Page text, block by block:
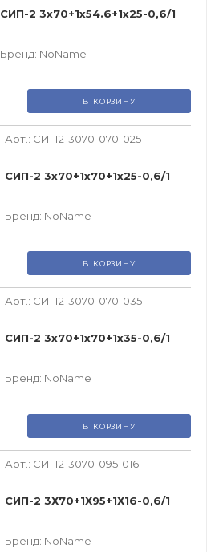
СИП-2 3х70+1х54.6+1х25-0,6/1
Бренд: NoName
В КОРЗИНУ
Арт.: СИП2-3070-070-025
СИП-2 3х70+1х70+1х25-0,6/1
Бренд: NoName
В КОРЗИНУ
Арт.: СИП2-3070-070-035
СИП-2 3х70+1х70+1х35-0,6/1
Бренд: NoName
В КОРЗИНУ
Арт.: СИП2-3070-095-016
СИП-2 3Х70+1Х95+1Х16-0,6/1
Бренд: NoName